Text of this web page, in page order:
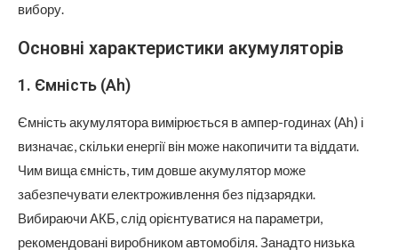
вибору.
Основні характеристики акумуляторів
1. Ємність (Ah)
Ємність акумулятора вимірюється в ампер-годинах (Ah) і
визначає, скільки енергії він може накопичити та віддати.
Чим вища ємність, тим довше акумулятор може
забезпечувати електроживлення без підзарядки.
Вибираючи АКБ, слід орієнтуватися на параметри,
рекомендовані виробником автомобіля. Занадто низька